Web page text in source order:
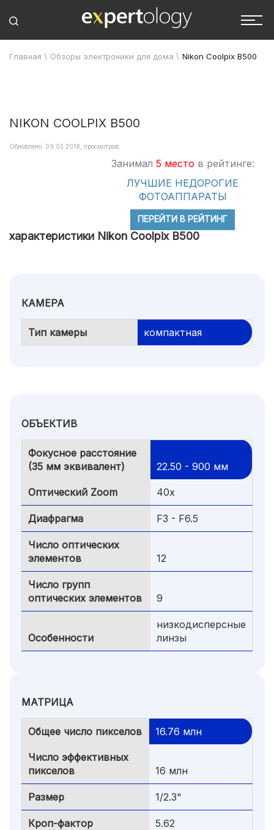
Главная \ Обзоры электроники для дома \ Nikon Coolpix B500
NIKON COOLPIX B500
Обновлено: 09.03.2018, просмотров:
Занимал 5 место в рейтинге:
ЛУЧШИЕ НЕДОРОГИЕ
ФОТОАППАРАТЫ
ПЕРЕЙТИ В РЕЙТИНГ
характеристики Nikon Coolpix B500
КАМЕРА
Тип камеры компактная
ОБЪЕКТИВ
Фокусное расстояние
(35 мм эквивалент)
22.50 - 900 мм
Оптический Zoom 40x
Диафрагма F3 - F6.5
Число оптических
элементов
12
Число групп
оптических элементов
9
Особенности
низкодисперсные
линзы
МАТРИЦА
Общее число пикселов 16.76 млн
Число эффективных
пикселов
16 млн
Размер 1/2.3"
Кроп-фактор 5.62